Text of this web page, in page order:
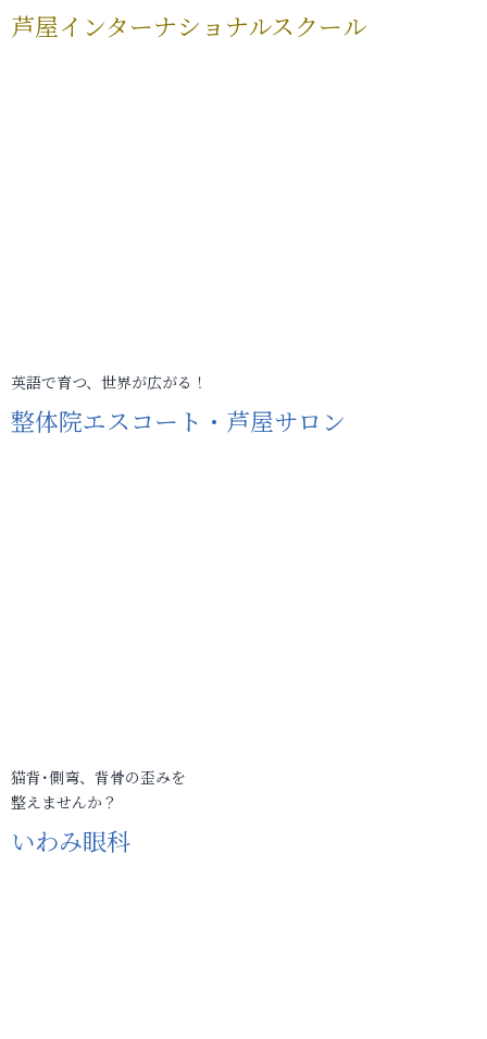
芦屋インターナショナルスクール
英語で育つ、世界が広がる！
整体院エスコート・芦屋サロン
猫背･側弯、背骨の歪みを
整えませんか？
いわみ眼科